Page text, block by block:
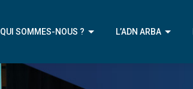
QUI SOMMES-NOUS ?
NOTRE COOPÉRATIVE
L’ADN ARBA